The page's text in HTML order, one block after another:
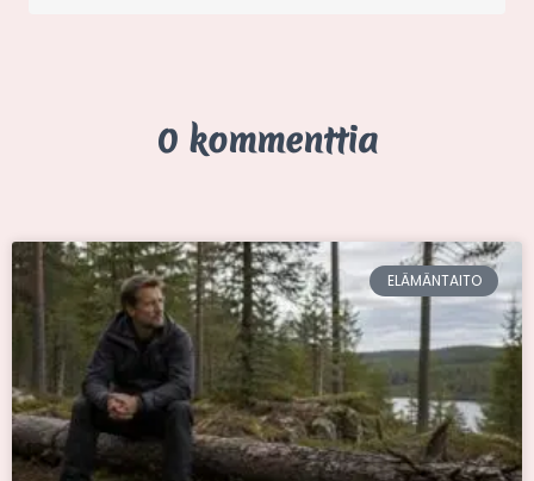
0 kommenttia
ELÄMÄNTAITO